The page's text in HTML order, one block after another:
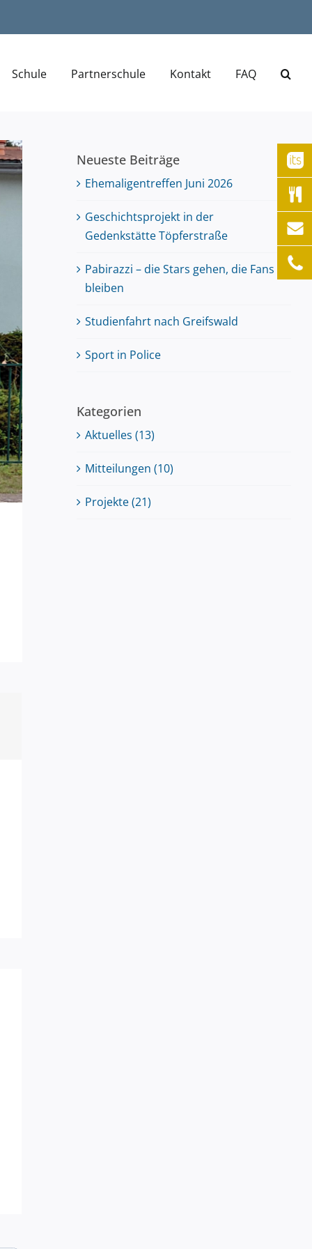
Schule Partnerschule Kontakt FAQ
Neueste Beiträge
Ehemaligentreffen Juni 2026
Geschichtsprojekt in der
Gedenkstätte Töpferstraße
Pabirazzi – die Stars gehen, die Fans
bleiben
Studienfahrt nach Greifswald
Sport in Police
Kategorien
Aktuelles (13)
Mitteilungen (10)
Projekte (21)